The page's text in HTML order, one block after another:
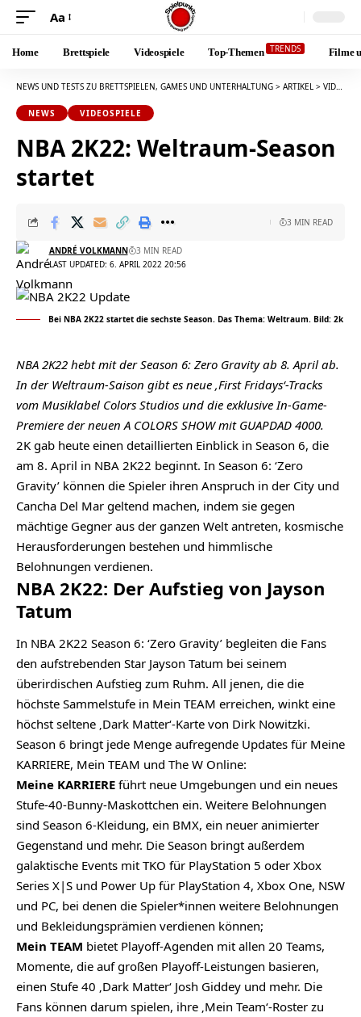
Font
Resizer
Aa
Home Brettspiele Videospiele Top-Themen TRENDS Filme
NEWS UND TESTS ZU BRETTSPIELEN, GAMES UND UNTERHALTUNG > ARTIKEL > VIDEOSPIELE
NEWS VIDEOSPIELE
NBA 2K22: Weltraum-Season
startet
LAST UPDATED: 6. APRIL 2022 20:56
ANDRÉ VOLKMANN 3 MIN READ
3 MIN READ
Bei NBA 2K22 startet die sechste Season. Das Thema: Weltraum. Bild: 2k
NBA 2K22 hebt mit der Season 6: Zero Gravity ab 8. April ab.
In der Weltraum-Saison gibt es neue ‚First Fridays‘-Tracks
vom Musiklabel Colors Studios und die exklusive In-Game-
Premiere der neuen A COLORS SHOW mit GUAPDAD 4000.
2K gab heute einen detaillierten Einblick in Season 6, die
am 8. April in NBA 2K22 beginnt. In Season 6: ‘Zero
Gravity’ können die Spieler ihren Anspruch in der City und
Cancha Del Mar geltend machen, indem sie gegen
mächtige Gegner aus der ganzen Welt antreten, kosmische
Herausforderungen bestehen und himmlische
Belohnungen verdienen.
NBA 2K22: Der Aufstieg von Jayson
Tatum
In NBA 2K22 Season 6: ‘Zero Gravity’ begleiten die Fans
den aufstrebenden Star Jayson Tatum bei seinem
überirdischen Aufstieg zum Ruhm. All jenen, die die
höchste Sammelstufe in Mein TEAM erreichen, winkt eine
höchst seltene ‚Dark Matter‘-Karte von Dirk Nowitzki.
Season 6 bringt jede Menge aufregende Updates für Meine
KARRIERE, Mein TEAM und The W Online:
Meine KARRIERE führt neue Umgebungen und ein neues
Stufe-40-Bunny-Maskottchen ein. Weitere Belohnungen
sind Season 6-Kleidung, ein BMX, ein neuer animierter
Gegenstand und mehr. Die Season bringt außerdem
galaktische Events mit TKO für PlayStation 5 oder Xbox
Series X|S und Power Up für PlayStation 4, Xbox One, NSW
und PC, bei denen die Spieler*innen weitere Belohnungen
und Bekleidungsprämien verdienen können;
Mein TEAM bietet Playoff-Agenden mit allen 20 Teams,
Momente, die auf großen Playoff-Leistungen basieren,
einen Stufe 40 ‚Dark Matter‘ Josh Giddey und mehr. Die
Fans können darum spielen, ihre ‚Mein Team‘-Roster zu